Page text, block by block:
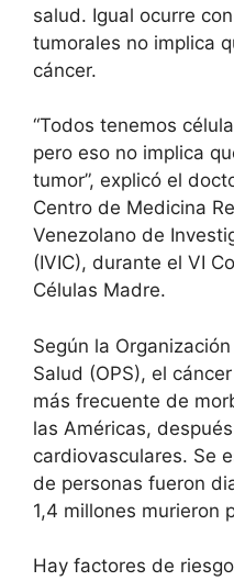
salud. Igual ocurre
tumorales no implica
cáncer.
“Todos tenemos
pero eso no implica
tumor”, explicó el
Centro de Medicina
Venezolano de
(IVIC), durante el VI
Células Madre.
Según la
Salud (OPS), el
más frecuente de
las Américas,
cardiovasculares. Se
de personas fueron
1,4 millones murieron
Hay factores de